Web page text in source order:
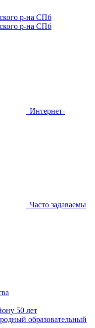
Интернет-
Часто задаваемы
50 лет
образовательный